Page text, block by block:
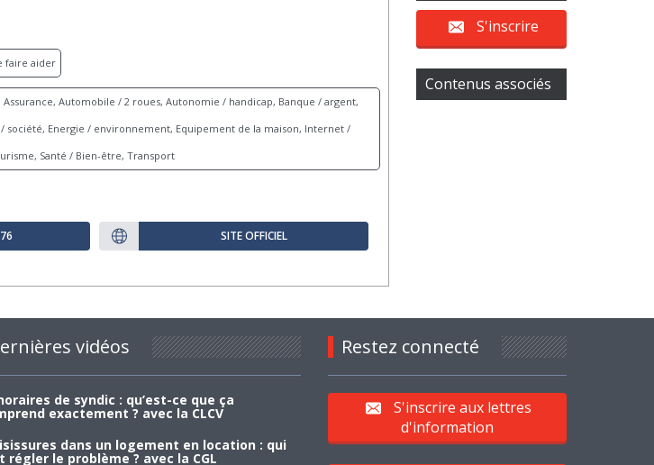
faire aider
Automobile / 2 roues, Autonomie / handicap, Banque / argent,
société, Energie / environnement, Equipement de la maison, Internet /
Santé / Bien-être, Transport
SITE OFFICIEL
S'inscrire
Contenus associés
vidéos
de syndic : qu’est-ce que ça
exactement ? avec la CLCV
dans un logement en location : qui
régler le problème ? avec la CGL
Restez connecté
S'inscrire aux lettres
d'information